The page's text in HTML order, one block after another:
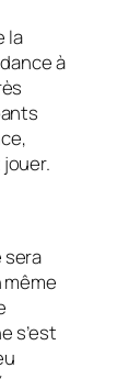
la
à
s’est